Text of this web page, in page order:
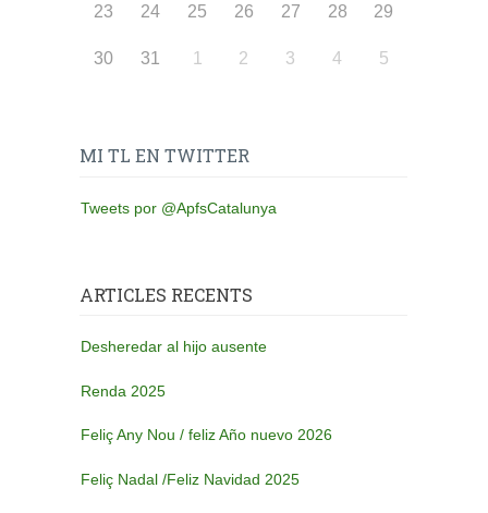
23 24 25 26 27 28 29
30 31 1 2 3 4 5
MI TL EN TWITTER
Tweets por @ApfsCatalunya
ARTICLES RECENTS
Desheredar al hijo ausente
Renda 2025
Feliç Any Nou / feliz Año nuevo 2026
Feliç Nadal /Feliz Navidad 2025